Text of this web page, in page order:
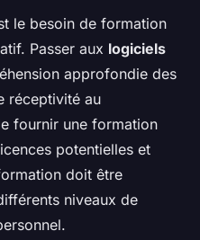
le besoin de formation
Passer aux logiciels
approfondie des
réceptivité au
fournir une formation
potentielles et
doit être
niveaux de